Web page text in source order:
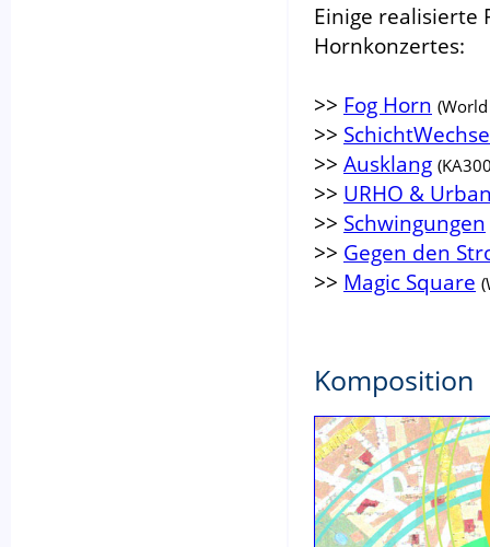
Einige realisierte
Hornkonzertes:
>> Fog Horn
>>
>> Ausklang
>> URHO &
>> Schwingungen
>> Gegen den
>> Magic Square
Komposition